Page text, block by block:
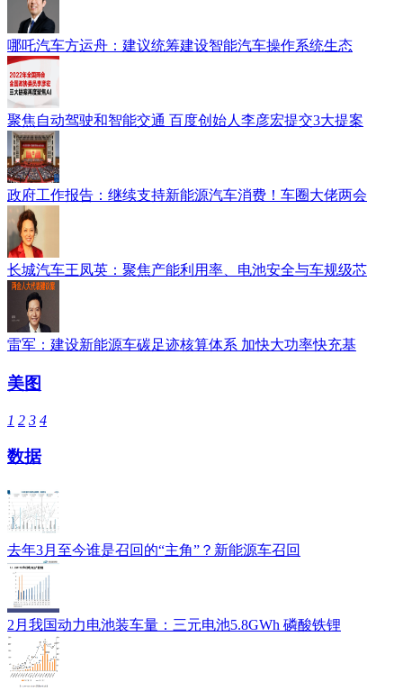
哪吒汽车方运舟：建议统筹建设智能汽车操作系统生态
聚焦自动驾驶和智能交通 百度创始人李彦宏提交3大提案
政府工作报告：继续支持新能源汽车消费！车圈大佬两会
长城汽车王凤英：聚焦产能利用率、电池安全与车规级芯
雷军：建设新能源车碳足迹核算体系 加快大功率快充基
美图
1 2 3 4
数据
去年3月至今谁是召回的“主角”？新能源车召回
2月我国动力电池装车量：三元电池5.8GWh 磷酸铁锂